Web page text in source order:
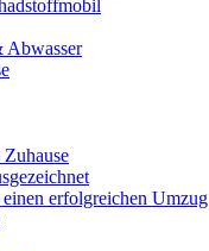
Abwasser
Zuhause
erfolgreichen Umzug